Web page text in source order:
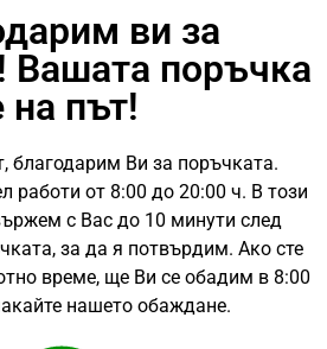
ви за
Вашата поръчка
на път!
благодарим Ви за поръчката.
работи от 8:00 до 20:00 ч. В този
с Вас до 10 минути след
за да я потвърдим. Ако сте
време, ще Ви се обадим в 8:00
нашето обаждане.